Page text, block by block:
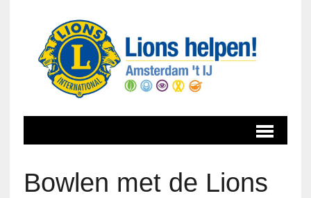
Bowlen met de Lions